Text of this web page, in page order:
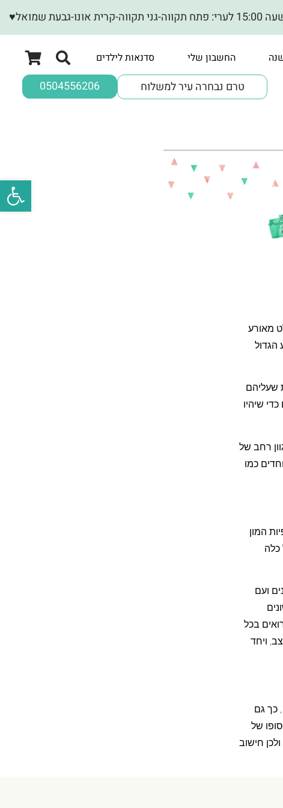
פתח
החשבון שלי סדנאות לילדים
0504556206 טרם נבחרה עיר למשלוח
מאורע
הגדול
שעליהם
שיהיו
רחב של
כמו
המון
כלה
ועם
בכל
ויחד
כך גם
של
חישוב